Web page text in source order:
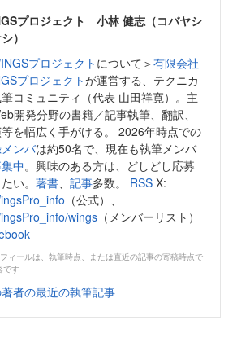
プロジェクト 小林 健志（コバヤシ
）
プロジェクト について＞有限会社
プロジェクトが運営する、テクニカ
筆コミュニティ（代表 山田祥寛）。主
開発分野の書籍／記事執筆、翻訳、
を幅広く手がける。 2026年時点での
ンバは約50名で、現在も執筆メンバ
中。興味のある方は、どしどし応募
い。 著書 記事多数。 RSS X:
（公式）、
wings （メンバーリスト）
ィールは、執筆時点、または直近の記事の寄稿時点で
です
者の最近の執筆記事